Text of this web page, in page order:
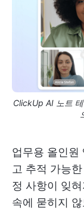
ClickUp AI 노트
업무용 올인원
고 추적 가능
정 사항이 잊
속에 묻히지